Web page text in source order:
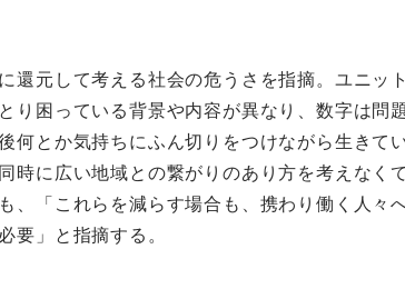
還元して考える社会の危うさを指摘。ユニ
り困っている背景や内容が異なり、数字は問
何とか気持ちにふん切りをつけながら生き
時に広い地域との繋がりのあり方を考えな
、「これらを減らす場合も、携わり働く人々
要」と指摘する。